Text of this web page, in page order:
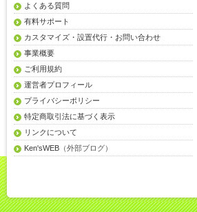
よくある質問
有料サポート
カスタマイズ・設置代行・お問い合わせ
事業概要
ご利用規約
運営者プロフィール
プライバシーポリシー
特定商取引法に基づく表示
リンクについて
Ken'sWEB （外部ブログ）